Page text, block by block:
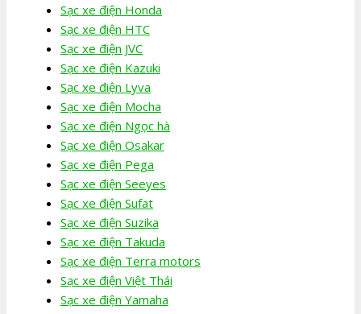
Sạc xe điện Honda
Sạc xe điện HTC
Sạc xe điện JVC
Sạc xe điện Kazuki
Sạc xe điện Lyva
Sạc xe điện Mocha
Sạc xe điện Ngọc hà
Sạc xe điện Osakar
Sạc xe điện Pega
Sạc xe điện Seeyes
Sạc xe điện Sufat
Sạc xe điện Suzika
Sạc xe điện Takuda
Sạc xe điện Terra motors
Sạc xe điện Việt Thái
Sạc xe điện Yamaha